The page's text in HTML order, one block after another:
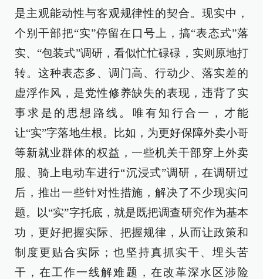
是主观能动性与客观规律性的契合。现实中，
个别干部把“实”停留在口号上，搞“表态式”落
实、“包装式”调研，看似忙忙碌碌，实则原地打
转。这种表态多、调门高、行动少、落实差的
虚浮作风，是党性修养缺失的表现，违背了实
事求是的思想路线。唯有知行合一，才能
让“实”字落地生根。比如，为更好保障外卖小哥
等新就业群体的权益，一些机关干部穿上外卖
服、骑上电动车进行“沉浸式”调研，在调研过
后，推出一些针对性措施，解决了不少现实问
题。以“实”字托底，就是既把调查研究作为基本
功，更好把握实际、把握规律，从而让政策和
制度更贴合实际；也坚持真抓实干、埋头苦
干，在工作一线解难题，在改革深水区涉险